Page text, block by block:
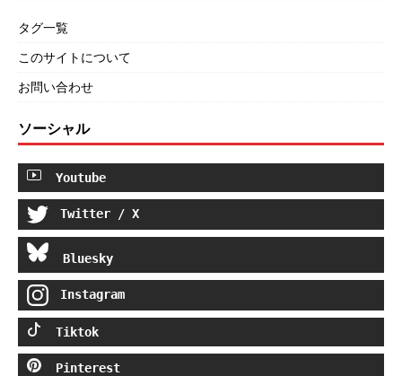
タグ一覧
このサイトについて
お問い合わせ
ソーシャル
Youtube
Twitter / X
Bluesky
Instagram
Tiktok
Pinterest